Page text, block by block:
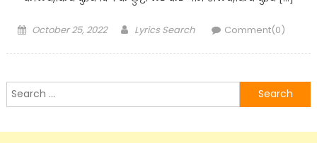
Posted
October 25, 2022 Author
Lyrics Search Comment(0)
Search
for: